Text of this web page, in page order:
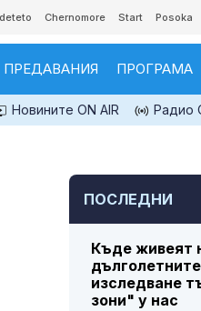
Chernomore Start Posoka
ПРЕДАВАНИЯ ПРОГРАМА
Новините ON AIR Радио
ПОСЛЕДНИ
Къде живеят
изследване
зони" у нас